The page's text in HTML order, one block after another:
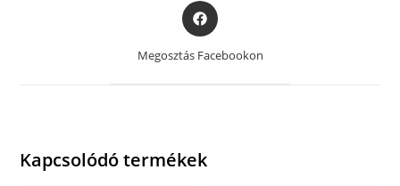
Opens
in
a
Megosztás Facebookon
Kapcsolódó termékek